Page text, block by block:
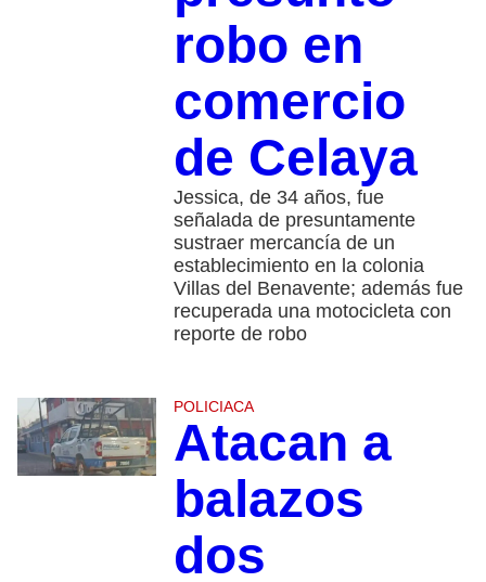
robo en
comercio
de Celaya
Jessica, de 34 años, fue
señalada de presuntamente
sustraer mercancía de un
establecimiento en la colonia
Villas del Benavente; además fue
recuperada una motocicleta con
reporte de robo
POLICIACA
Atacan a
balazos
dos